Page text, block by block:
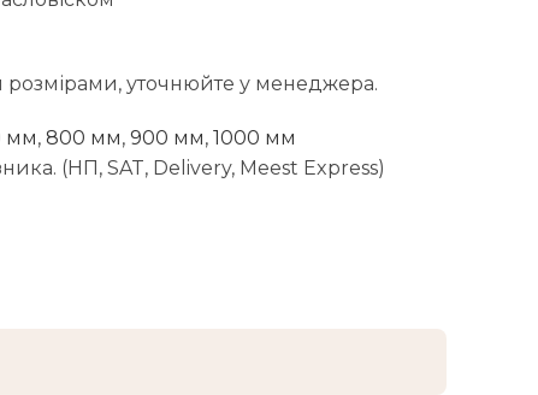
уточнюйте у менеджера.
мм,800 мм,900 мм,1000 мм
(НП, SAT, Delivery, Meest Express)